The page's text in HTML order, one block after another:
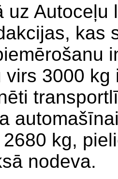
uz
kas
virs 3000
kg,
nodeva.